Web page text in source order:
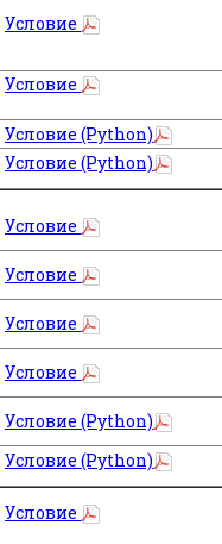
Условие
Условие
Условие (Python)
Условие (Python)
Условие
Условие
Условие
Условие
Условие (Python)
Условие (Python)
Условие